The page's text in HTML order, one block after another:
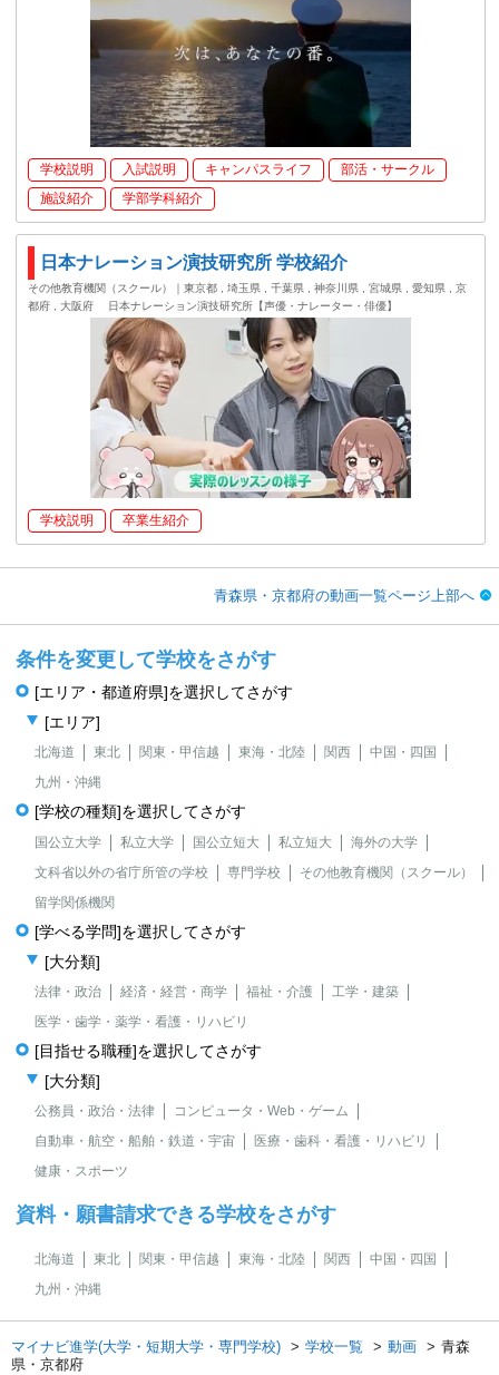
学校説明 入試説明 キャンパスライフ
部活・サークル
施設紹介
学部学科紹介
日本ナレーション演技研究所 学校紹介
その他教育機関（スクール）｜東京都 , 埼玉県 , 千葉県 , 神奈川県 , 宮城県 , 愛知県 , 京
都府 , 大阪府
日本ナレーション演技研究所【声優・ナレーター・俳優】
学校説明 卒業生紹介
青森県・京都府の動画一覧ページ上部へ
条件を変更して学校をさがす
[エリア・都道府県]を選択してさがす
[エリア]
北海道 東北 関東・甲信越 東海・北陸 関西
中国・四国
九州・沖縄
[学校の種類]を選択してさがす
国公立大学 私立大学 国公立短大 私立短大
海外の大学
文科省以外の省庁所管の学校
専門学校
その他教育機関（スクール）
留学関係機関
[学べる学問]を選択してさがす
[大分類]
法律・政治 経済・経営・商学 福祉・介護
工学・建築
医学・歯学・薬学・看護・リハビリ
[目指せる職種]を選択してさがす
[大分類]
公務員・政治・法律
コンピュータ・Web・ゲーム
自動車・航空・船舶・鉄道・宇宙
医療・歯科・看護・リハビリ
健康・スポーツ
資料・願書請求できる学校をさがす
北海道 東北 関東・甲信越 東海・北陸 関西
中国・四国
九州・沖縄
マイナビ進学(大学・短期大学・専門学校) 学校一覧 動画
青森
県・京都府